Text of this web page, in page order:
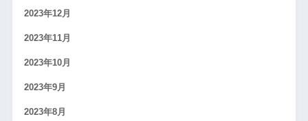
2023年12月
2023年11月
2023年10月
2023年9月
2023年8月